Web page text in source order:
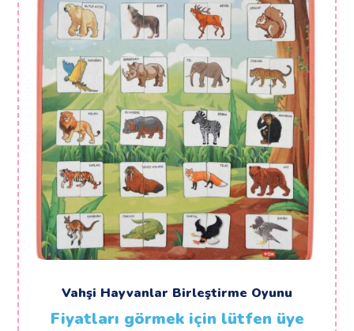
Vahşi Hayvanlar Birleştirme Oyunu
Fiyatları görmek için lütfen üye